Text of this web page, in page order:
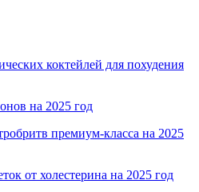
коктейлей для похудения
на 2025 год
премиум-класса на 2025
от холестерина на 2025 год